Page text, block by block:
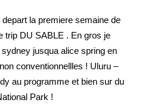
la premiere semaine de
trip DU SABLE . En gros je
jusqua alice spring en
conventionnellles ! Uluru –
au programme et bien sur du
Park !